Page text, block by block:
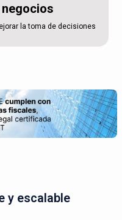
la toma de decisiones
y escalable